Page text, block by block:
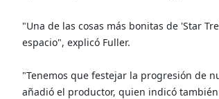
"Una de las cosas más bonitas de 'Star
espacio", explicó Fuller.
"Tenemos que festejar la progresión de
añadió el productor, quien indicó